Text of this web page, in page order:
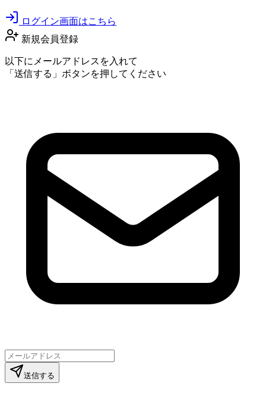
ログイン画面はこちら
新規会員登録
以下にメールアドレスを入れて
「送信する」ボタンを押してください
送信する